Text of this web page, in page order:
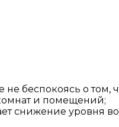
беспокоясь о том,
и помещений;
снижение уровня